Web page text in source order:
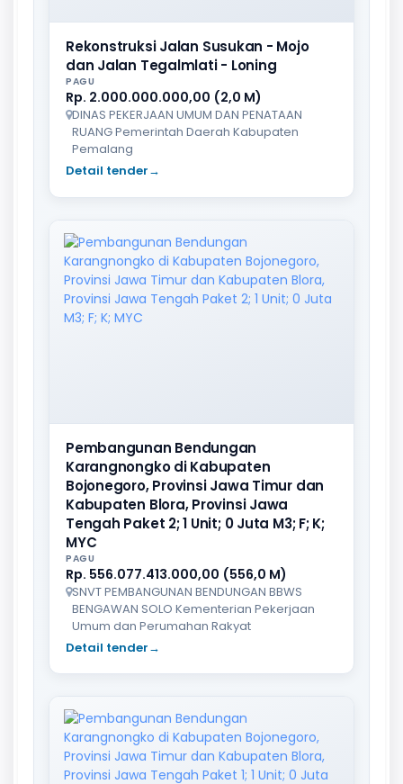
Rekonstruksi Jalan Susukan - Mojo
dan Jalan Tegalmlati - Loning
PAGU
Rp. 2.000.000.000,00 (2,0 M)
DINAS PEKERJAAN UMUM DAN PENATAAN
RUANG Pemerintah Daerah Kabupaten
Pemalang
Detail tender→
Pembangunan Bendungan
Karangnongko di Kabupaten
Bojonegoro, Provinsi Jawa Timur dan
Kabupaten Blora, Provinsi Jawa
Tengah Paket 2; 1 Unit; 0 Juta M3; F; K;
MYC
PAGU
Rp. 556.077.413.000,00 (556,0 M)
SNVT PEMBANGUNAN BENDUNGAN BBWS
BENGAWAN SOLO Kementerian Pekerjaan
Umum dan Perumahan Rakyat
Detail tender→